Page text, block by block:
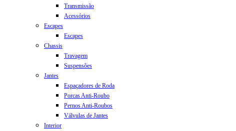
Transmissão
Acessórios
Escapes
Escapes
Chassis
Travagem
Suspensões
Jantes
Espaçadores de Roda
Porcas Anti-Roubo
Pernos Anti-Roubos
Válvulas de Jantes
Interior